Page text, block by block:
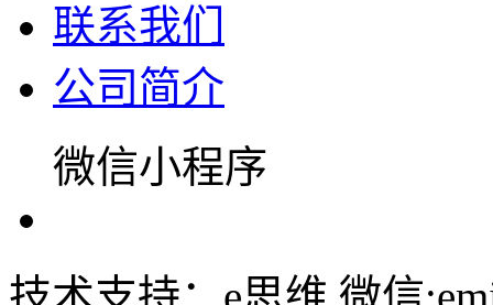
联系我们
公司简介
微信小程序